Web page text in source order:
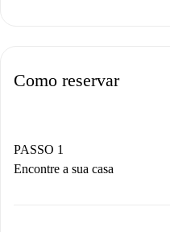
Como reservar
PASSO 1
Encontre a sua casa